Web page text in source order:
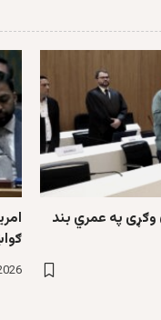
وګړی په عمري بند